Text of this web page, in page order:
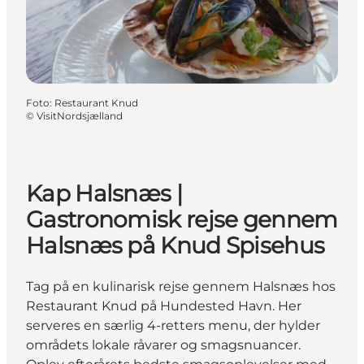
Foto: Restaurant Knud
© VisitNordsjælland
Kap Halsnæs |
Gastronomisk rejse gennem
Halsnæs på Knud Spisehus
Tag på en kulinarisk rejse gennem Halsnæs hos
Restaurant Knud på Hundested Havn. Her
serveres en særlig 4-retters menu, der hylder
områdets lokale råvarer og smagsnuancer.